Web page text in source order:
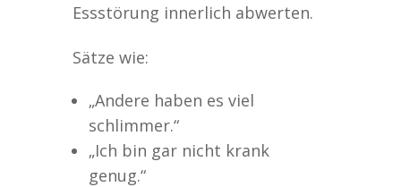
Essstörung innerlich abwerten.
Sätze wie:
„Andere haben es viel
schlimmer.“
„Ich bin gar nicht krank
genug.“